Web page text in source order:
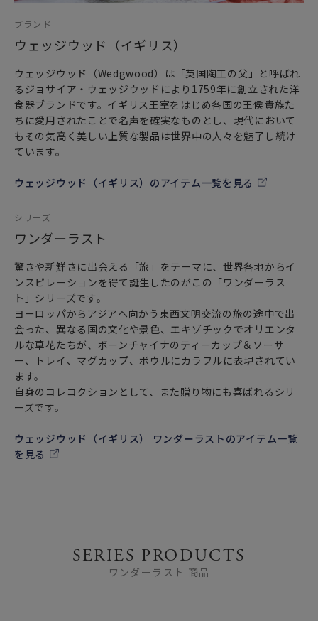
ブランド
ウェッジウッド（イギリス）
ウェッジウッド（Wedgwood）は「英国陶工の父」と呼ばれ
るジョサイア・ウェッジウッドにより1759年に創立された洋
食器ブランドです。イギリス王室をはじめ各国の王侯貴族た
ちに愛用されたことで名声を確実なものとし、現代において
もその気高く美しい上質な製品は世界中の人々を魅了し続け
ています。
ウェッジウッド（イギリス）のアイテム一覧を見る
シリーズ
ワンダーラスト
驚きや新鮮さに出会える「旅」をテーマに、世界各地からイ
ンスピレーションを得て誕生したのがこの「ワンダーラス
ト」シリーズです。
ヨーロッパからアジアへ向かう東西文明交流の旅の途中で出
会った、異なる国の文化や景色、エキゾチックでオリエンタ
ルな草花たちが、ボーンチャイナのティーカップ＆ソーサ
ー、トレイ、マグカップ、ボウルにカラフルに表現されてい
ます。
自身のコレコクションとして、また贈り物にも喜ばれるシリ
ーズです。
ウェッジウッド（イギリス） ワンダーラストのアイテム一覧
を見る
SERIES PRODUCTS
ワンダーラスト 商品